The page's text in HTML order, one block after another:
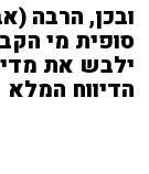
ובכן, הרבה
סופית מי
ילבש את
הדיווח המלא